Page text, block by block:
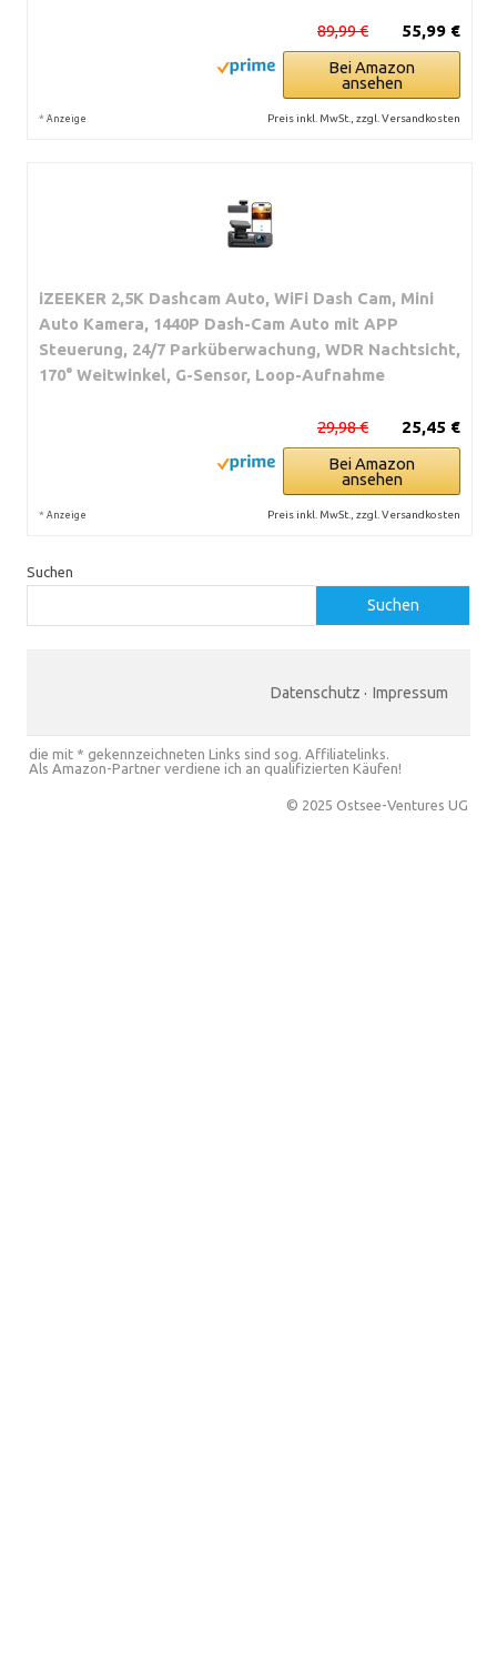
55,99 €
89,99 €
Bei Amazon
ansehen
* Anzeige Preis inkl. MwSt., zzgl. Versandkosten
iZEEKER 2,5K Dashcam Auto, WiFi Dash Cam, Mini
Auto Kamera, 1440P Dash-Cam Auto mit APP
Steuerung, 24/7 Parküberwachung, WDR Nachtsicht,
170° Weitwinkel, G-Sensor, Loop-Aufnahme
25,45 €
29,98 €
Bei Amazon
ansehen
* Anzeige Preis inkl. MwSt., zzgl. Versandkosten
Suchen
Suchen
Datenschutz · Impressum
die mit * gekennzeichneten Links sind sog. Affiliatelinks.
Als Amazon-Partner verdiene ich an qualifizierten Käufen!
© 2025 Ostsee-Ventures UG